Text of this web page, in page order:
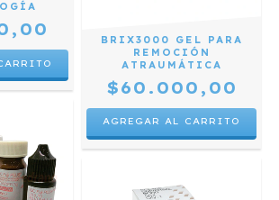
BRIX3000 GEL PARA
REMOCIÓN
ATRAUMÁTICA
$60.000,00